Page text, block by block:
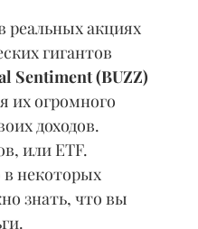
реальных акциях
гигантов
Sentiment (BUZZ)
их огромного
доходов.
или ETF.
некоторых
знать, что вы